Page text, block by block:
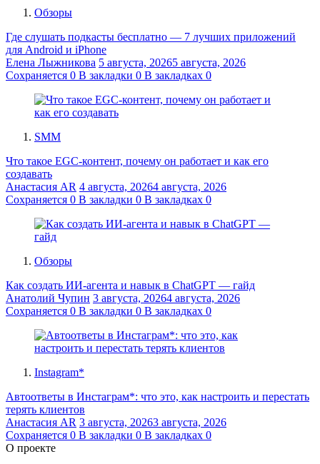
Обзоры
Где слушать подкасты бесплатно — 7 лучших приложений
для Android и iPhone
Елена Лыжникова 5 августа, 20265 августа, 2026
Сохраняется 0 В закладки 0 В закладках 0
SMM
Что такое EGC-контент, почему он работает и как его
создавать
Анастасия AR 4 августа, 20264 августа, 2026
Сохраняется 0 В закладки 0 В закладках 0
Обзоры
Как создать ИИ-агента и навык в ChatGPT — гайд
Анатолий Чупин 3 августа, 20264 августа, 2026
Сохраняется 0 В закладки 0 В закладках 0
Instagram*
Автоответы в Инстаграм*: что это, как настроить и перестать
терять клиентов
Анастасия AR 3 августа, 20263 августа, 2026
Сохраняется 0 В закладки 0 В закладках 0
О проекте